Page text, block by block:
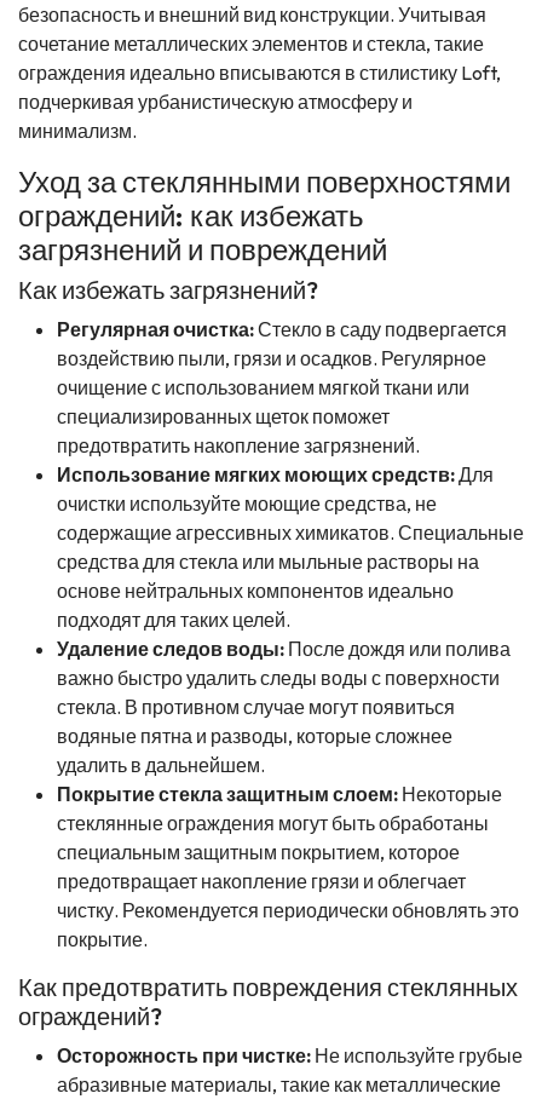
безопасность и внешний вид конструкции. Учитывая
сочетание металлических элементов и стекла, такие
ограждения идеально вписываются в стилистику Loft,
подчеркивая урбанистическую атмосферу и
минимализм.
Уход за стеклянными поверхностями
ограждений: как избежать
загрязнений и повреждений
Как избежать загрязнений?
Регулярная очистка:Стекло в саду подвергается
воздействию пыли, грязи и осадков. Регулярное
очищение с использованием мягкой ткани или
специализированных щеток поможет
предотвратить накопление загрязнений.
Использование мягких моющих средств:Для
очистки используйте моющие средства, не
содержащие агрессивных химикатов. Специальные
средства для стекла или мыльные растворы на
основе нейтральных компонентов идеально
подходят для таких целей.
Удаление следов воды: После дождя или полива
важно быстро удалить следы воды с поверхности
стекла. В противном случае могут появиться
водяные пятна и разводы, которые сложнее
удалить в дальнейшем.
Покрытие стекла защитным слоем: Некоторые
стеклянные ограждения могут быть обработаны
специальным защитным покрытием, которое
предотвращает накопление грязи и облегчает
чистку. Рекомендуется периодически обновлять это
покрытие.
Как предотвратить повреждения стеклянных
ограждений?
Осторожность при чистке: Не используйте грубые
абразивные материалы, такие как металлические